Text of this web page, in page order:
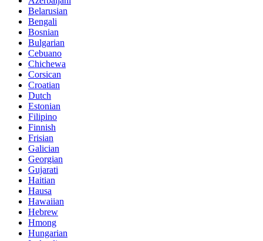
Belarusian
Bengali
Bosnian
Bulgarian
Cebuano
Chichewa
Corsican
Croatian
Dutch
Estonian
Filipino
Finnish
Frisian
Galician
Georgian
Gujarati
Haitian
Hausa
Hawaiian
Hebrew
Hmong
Hungarian